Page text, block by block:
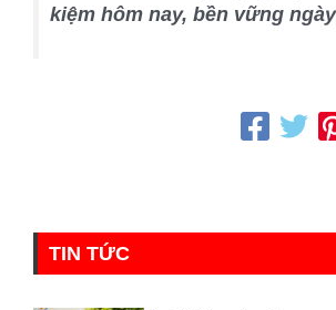
kiệm hôm nay, bền vững
TIN TỨC